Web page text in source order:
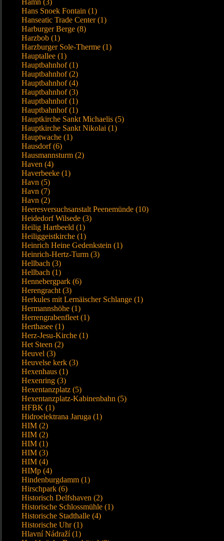
Hamn (3)
Hans Snoek Fontain (1)
Hanseatic Trade Center (1)
Harburger Berge (8)
Harzbob (1)
Harzburger Sole-Therme (1)
Hauptallee (1)
Hauptbahnhof (1)
Hauptbahnhof (2)
Hauptbahnhof (4)
Hauptbahnhof (3)
Hauptbahnhof (1)
Hauptbahnhof (1)
Hauptkirche Sankt Michaelis (5)
Hauptkirche Sankt Nikolai (1)
Hauptwache (1)
Hausdorf (6)
Hausmannsturm (2)
Haven (4)
Haverbeeke (1)
Havn (5)
Havn (7)
Havn (2)
Heeresversuchsanstalt Peenemünde (10)
Heidedorf Wilsede (3)
Heilig Hartbeeld (1)
Heiliggeistkirche (1)
Heinrich Heine Gedenkstein (1)
Heinrich-Hertz-Turm (3)
Hellbach (3)
Hellbach (1)
Hennebergpark (6)
Herengracht (3)
Herkules mit Lernäischer Schlange (1)
Hermannshöhe (1)
Herrengrabenfleet (1)
Herthasee (1)
Herz-Jesu-Kirche (1)
Het Steen (2)
Heuvel (3)
Heuvelse kerk (3)
Hexenhaus (1)
Hexenring (3)
Hexentanzplatz (5)
Hexentanzplatz-Kabinenbahn (5)
HFBK (1)
Hidroelektrana Jaruga (1)
HIM (2)
HIM (2)
HIM (1)
HIM (3)
HIM (4)
HIMp (4)
Hindenburgdamm (1)
Hirschpark (6)
Historisch Delfshaven (2)
Historische Schlossmühle (1)
Historische Stadthalle (4)
Historische Uhr (1)
Hlavní Nádraží (1)